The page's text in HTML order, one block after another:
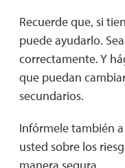
Recuerde que, si
puede ayudarlo.
correctamente. Y
que puedan
secundarios.
Infórmele también
usted sobre los